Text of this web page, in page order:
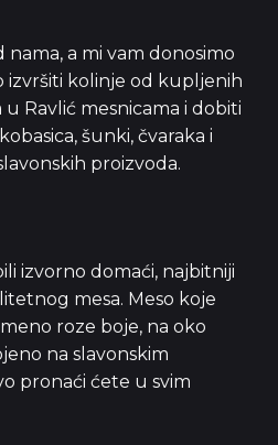
a mi vam donosimo
izvršiti kolinje od kupljenih
u Ravlić mesnicama i dobiti
šunki, čvaraka i
proizvoda.
izvorno domaći, najbitniji
mesa. Meso koje
roze boje, na oko
na slavonskim
pronaći ćete u svim